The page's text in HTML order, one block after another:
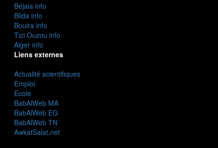
Béjaia info
Blida info
Bouira info
Tizi Ouzou info
Alger info
Liens externes
Actualité scientifiques
Emploi
Ecole
BabAlWeb MA
BabAlWeb EG
BabAlWeb TN
AwkatSalat.net